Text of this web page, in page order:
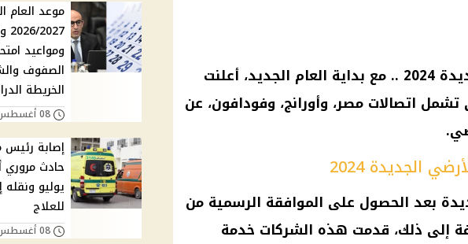
أسعار باقات الإنترنت الأرضي الجديدة 2024 .. مع بداية العام الجديد، أعلنت
اتصالات مصر، وأورانج، وفودافون، عن
الجديدة 2024
بعد الحصول على الموافقة الرسمية من
إلى ذلك، قدمت هذه الشركات خدمة
موعد العام
ومواعيد
الصفوف
الخريطة
08 أغسطس, 2026 12:20 م
إصابة رئيس
يوليو
للعلاج
08 أغسطس, 2026 12:09 م